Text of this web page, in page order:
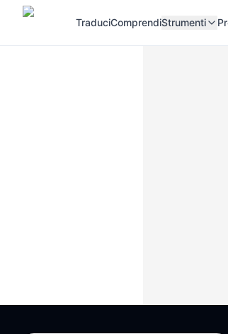
TraduciComprendiStrumenti